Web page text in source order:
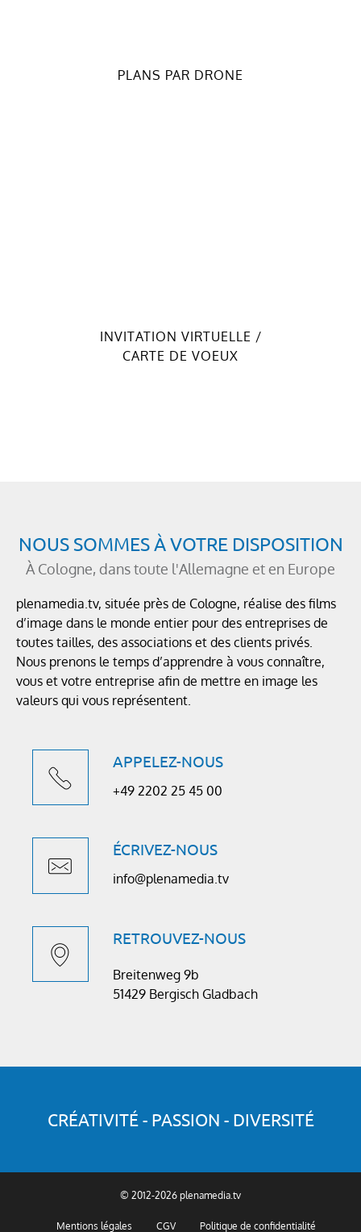
PLANS PAR DRONE
INVITATION VIRTUELLE /
CARTE DE VOEUX
NOUS SOMMES À VOTRE DISPOSITION
À Cologne, dans toute l'Allemagne et en Europe
plenamedia.tv, située près de Cologne, réalise des films
d’image dans le monde entier pour des entreprises de
toutes tailles, des associations et des clients privés.
Nous prenons le temps d’apprendre à vous connaître,
vous et votre entreprise afin de mettre en image les
valeurs qui vous représentent.
APPELEZ-NOUS
+49 2202 25 45 00
ÉCRIVEZ-NOUS
info@plenamedia.tv
RETROUVEZ-NOUS
Breitenweg 9b
51429 Bergisch Gladbach
CRÉATIVITÉ - PASSION - DIVERSITÉ
© 2012-2026 plenamedia.tv
Mentions légales CGV Politique de confidentialité